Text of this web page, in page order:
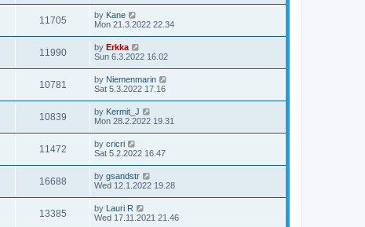
11705 by Kane
Mon 21.3.2022 22.34
11990 by Erkka
Sun 6.3.2022 16.02
10781 by Niemenmarin
Sat 5.3.2022 17.16
10839 by Kermit_J
Mon 28.2.2022 19.31
11472 by cricri
Sat 5.2.2022 16.47
16688 by gsandstr
Wed 12.1.2022 19.28
13385 by Lauri R
Wed 17.11.2021 21.46